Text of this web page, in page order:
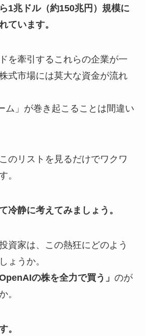
1兆ドル（約150兆円）規模に
ています。
を牽引するこれらの企業が一
式市場には莫大な資金が流れ
ム」が巻き起こることは間違い
のリストを見るだけでワクワ
。
冷静に考えてみましょう。
資家は、この熱狂にどのよう
ょうか。
の株を全力で買う」 のが
。
。